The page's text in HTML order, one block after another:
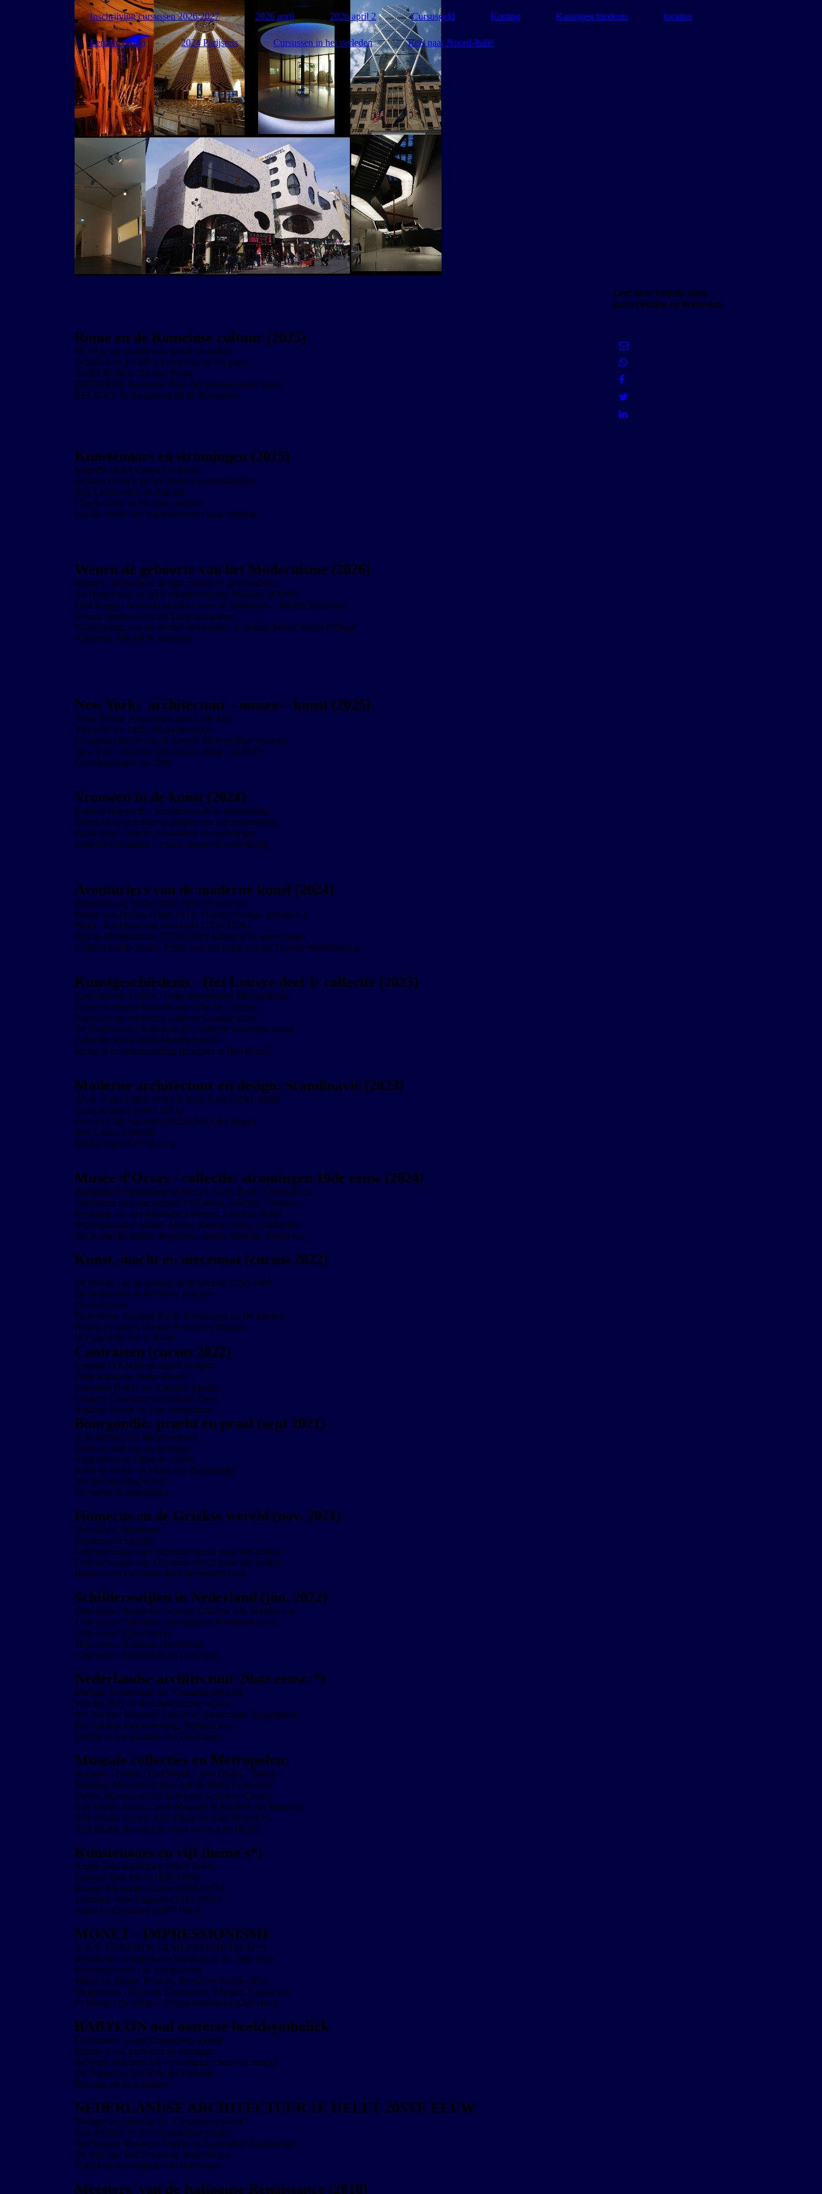
Inschrijving cursussen 2026/2027 2026 april 2026 april 2 Cursusgeld Korting Kunstgeschiedenis locaties
Eerdere reizen 2024 Parijsreis Cursussen in het verleden Reis naar Noord-Italië
Rome en de Romeinse cultuur (2025)
IN VIA: het straatleven, brood en spelen
DOMUS en FAMILIA: het huis en het gezin
URBS ROMA: De stad Rome
IMPERIUM: Romeinse Rijk, het bestuur en het leger
RELIGIO: de godsdienst bij de Romeinen
Kunstenaars en stromingen (2025)
Magritte en het magisch realisme
Jackson Pollock en het abstract expressionisme
Roy Lichtenstein en Pop Art
Chuck Close en het foto-realisme
Lucian Freud van expressionisme naar realisme
Wenen de geboorte van het Modernisme (2026)
Wenen: architectuur, design, musea en geschiedenis
De Ringstrasse en het Kunsthistorisches Museum (KHM)
Otto Wagner beroemd architect voor de Stadtbahn - Wiener Secession
Wiener Sezession en het Leopoldmuseum
Uniek design van de Wiener Werkstätte: Koloman Moser Josef Hoffman
Afgerond: MUMOK museum
New York: architectuur - musea – kunst (2025)
Vanaf Nieuw Amsterdam naar Little Italy
Van crisis tot 1945: Wolkenkrabber
De kunstcollectie van de wereld: Metropolitan museum
New York: that city, that doesn't sleep - na 1945
Ontwikkelingen na 2000
Vrouwen in de kunst (2024)
Barbara Hepworth - beeldhouwster in afzondering
Eileen Gray architect en pionier van het modernisme.
Paula Rego - macht, seksualiteit en mythologie.
Leonora Carrington - vrouw tussen de surrealisten
Avonturiers van de moderne kunst (2024)
Bohemiens in Parijs (1900-1906) Picasso e.a.
Bende van Picasso (1906-1916) Picasso, Braque, Derain e.a.
Parijs - hoofdstad van de wereld (1916-1920)
Jazz in Montparnasse (1920-1930) dadaïsme en surrealisme.
Vrijheid (1930-1939): Parijs voor het begin van de Tweede Wereldoorlog
Kunstgeschiedenis - Het Louvre deel 1/ collectie (2023)
Geschiedenis Louvre / collectieonderdeel Mesopotamië
Franse koningen bouwen aan collectie / Egypte
Napoleon op rooftocht / collectie Griekse kunst
De Bourbons en Napoleon III / collectie Romeinse kunst
Collectie: kunst uit de Middeleeuwen
lezing over tentoonstelling Brueghel in Den Bosch
Moderne architectuur en design: Scandinavië (2023)
Alvar Aalto (1898-1976) & Aino Aalto (1894-1949)
Arne Jacobsen (1902-1971)
Eero en Eliel Saarinen (1910-1961), Bo Jørgen
Jørn Utzon, Snøhetta
Bjarke Ingels (1974) e.v.a.
Musée d'Orsay / collectie/ stromingen 19de eeuw (2024)
Romantisch experiment: Delacroix, Gros, Rude, Géricault e.a.
Historisme en Eclecticisme: Guillaume, Gérôme, Carpeau
Revolutie v.h. het Realisme: Daumier, Courbet, Millet
Impressionisme: Manet, Monet, Renoir, Sisley, Caillebotte
Fin de Siècle: Rodin, Rousseau, Dalou, Moreau, Redon e.a.
Kunst, macht en mecenaat (cursus 2022)
De positie van de schilder in de periode 1250-1600
De bedelorden in Rome en Toscane
De stad Siena
Florentijnse families: Bardi, Tornabuoni en De Medici
Hoven en staten: Urbino, Ferrara en Mantua
Het pauselijk hof in Rome
Contrasten (cursus 2022)
Georgia O'Keeffe en Alfred Stieglitz
Frida Kahlo en Diego Rivera
Fernando Botero en Giacomo Manzù
Gregory Crewdson en Richard Estes
Andrew Wyeth en Tom Wesselman
Bourgondië: pracht en praal (sept 2021)
in de herfsttij der Middeleeuwen
Dijon de stad van de hertogen
Vlaanderen en Filips de Goede
Karel de Stoute en Maria van Bourgondië
Het Bourgondische hof
De laatste Bourgondiërs
Homerus en de Griekse wereld (nov. 2021)
Het oude Griekenland
Homerus en zijn tijd
Omzwervingen van Odysseus deel 1 (ook met audio)
Omzwervingen van Odysseus deel 2 (ook met audio)
Homerus en Odysseus door de eeuwen heen
Schildersstijlen in Nederland (jan. 2022)
16de eeuw: Haarlemse School: Goltzius Van Mander e.a.
17de eeuw: Utrechtse caravaggisten Honthorst e.v.a.
17de eeuw: Fijnschilders
18de eeuw: Hollands classicisme
19de eeuw: Amsterdam en Den Haag
Nederlandse architectuur 20ste eeuw. *)
Berlage: architectuur als "Gesamtkunstwerk"
Van der Mey en de Amsterdamse school
Het Nieuwe Bouwen: Duiker en Sanatorium Zonnestraal
De Stijl met Van Doesburg, Rietveld e.a.
Dudok en het stadhuis van Hilversum
Museale collecties en Metropolen:
Houston - Dallas - Fort Worth- Abu Dhabi - Dubai
Houston: Museum of Fine Arts & Menil Collection.
Dallas: Museum of Art & Nasher Sculpture Center.
Fort Worth: Amon Carter Museum & Kimbell Art Museum.
Abu Dhabi: Louvre Abu Dhabi en Jean Nouvel.*)
Abu Dhabi: de collectie van Louvre Abu Dhabi.
Kunstenaars en vijf thema's*)
Angst: Edward Munch (1863-1944).
Fantasie Joan Miró (1893-1983).
Ruimte Alexander Calder (1898-1976).
Techniek: Jean Tinguely (1925-1991).
Visie: Le Corbusier (1887-1965)
MONET - IMPRESSIONISME
N.A.V. EXPOSITIE GEMEENTEMUSEUM *)
Introductie: schilderkunst Frankrijk in de 19de eeuw
Impressionisten - de vernieuwers
Manet en Monet Pissarro, Renoir en Bazille Wim
Tijdgenoten - Puvis de Chavannes, Whistler, Cassatt e.a.
*) Monet - De tuinen - Gemeentemuseum Den Haag
BABYLON oud oosterse beeldsymboliek
De kosmos: Ur der Chaldeeën, Akkad
Egypte: God, goden en de koningen
Babylon: Machten der vernietiging: chaos en oorlog
De Tempel en het boek der Psalmen
Babylon en de waarheid
NEDERLANDSE ARCHITECTUUR 1E HELFT 20STE EEUW
Berlage: architectuur als "Gesamtkunstwerk"
Van der Mey en de Amsterdamse school
Het Nieuwe Bouwen: Duiker en Sanatorium Zonnestraal
De Stijl met Van Doesburg, Rietveld e.a.
Dudok en het stadhuis van Hilversum
Meesters van de Italiaanse Renaissance (2018)
Geef deze website door
aan vrienden en bekenden.